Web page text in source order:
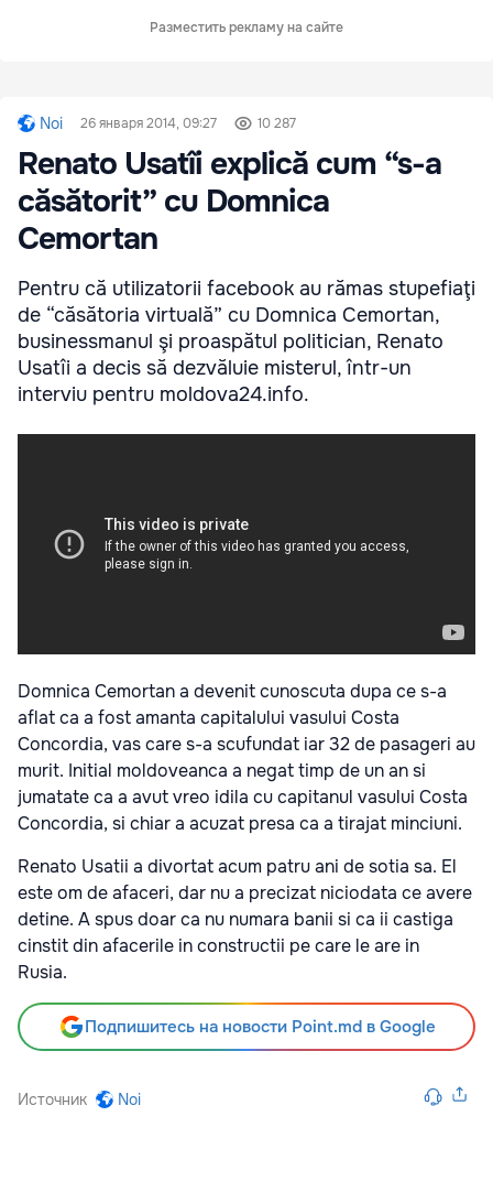
Разместить рекламу на сайте
Noi 26 января 2014, 09:27 10 287
Renato Usatîi explică cum “s-a
căsătorit” cu Domnica
Cemortan
Pentru că utilizatorii facebook au rămas stupefiaţi
de “căsătoria virtuală” cu Domnica Cemortan,
businessmanul şi proaspătul politician, Renato
Usatîi a decis să dezvăluie misterul, într-un
interviu pentru moldova24.info.
Domnica Cemortan a devenit cunoscuta dupa ce s-a
aflat ca a fost amanta capitalului vasului Costa
Concordia, vas care s-a scufundat iar 32 de pasageri au
murit. Initial moldoveanca a negat timp de un an si
jumatate ca a avut vreo idila cu capitanul vasului Costa
Concordia, si chiar a acuzat presa ca a tirajat minciuni.
Renato Usatii a divortat acum patru ani de sotia sa. El
este om de afaceri, dar nu a precizat niciodata ce avere
detine. A spus doar ca nu numara banii si ca ii castiga
cinstit din afacerile in constructii pe care le are in
Rusia.
Подпишитесь на новости Point.md в Google
Источник Noi